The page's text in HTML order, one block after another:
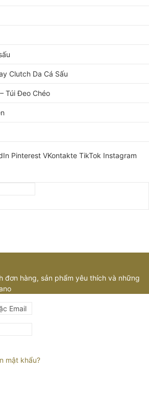
Clutch Da Cá Sấu
Túi Đeo Chéo
Pinterest VKontakte TikTok Instagram
đơn hàng, sản phẩm yêu thích và những
mật khẩu?